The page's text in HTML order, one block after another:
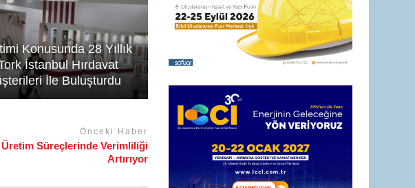
Konusunda 28 Yıllık
İstanbul Hırdavat
İle Buluşturdu
Önceki Haber
Süreçlerinde Verimliliği
Artırıyor